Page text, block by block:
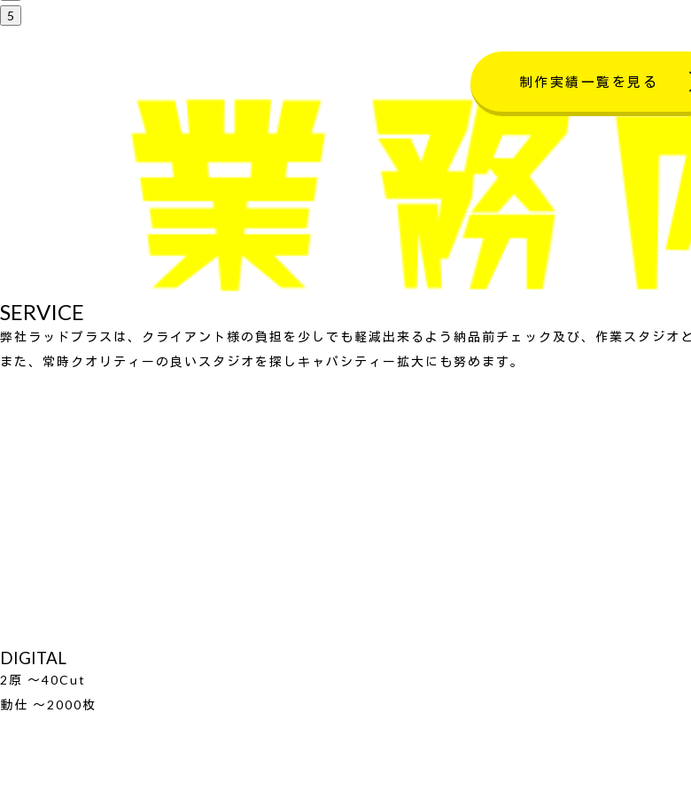
5
制作実績一覧を見る
SERVICE
弊社ラッドプラスは、クライアント様の負担を少しでも軽減出来るよう納品前チェック及び、作業スタジオ
また、常時クオリティーの良いスタジオを探しキャパシティー拡大にも努めます。
DIGITAL
2原 ～40Cut
動仕 ～2000枚